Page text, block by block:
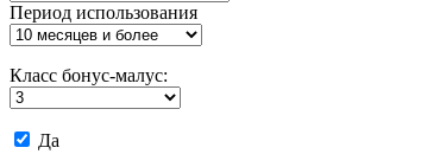
Период использования
Класс бонус-малус:
ДаюДа